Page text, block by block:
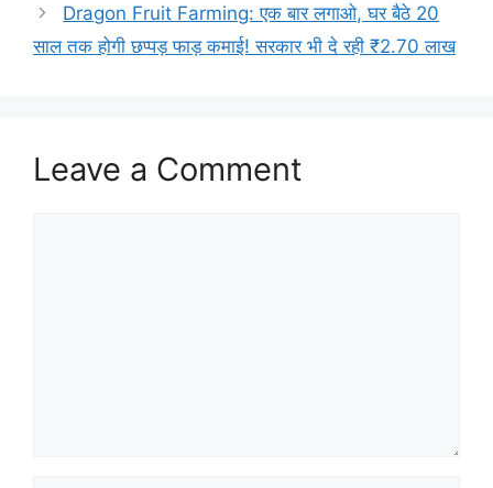
Dragon Fruit Farming: एक बार लगाओ, घर बैठे 20
साल तक होगी छप्पड़ फाड़ कमाई! सरकार भी दे रही ₹2.70 लाख
Leave a Comment